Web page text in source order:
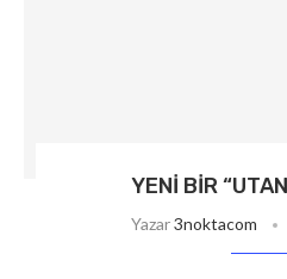
YENI BIR
Yazar3noktacom